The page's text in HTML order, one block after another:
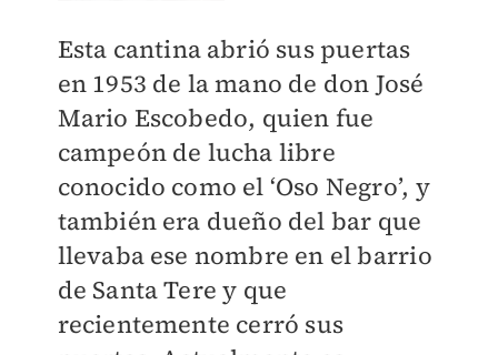
Esta cantina abrió sus puertas
en 1953 de la mano de don José
Mario Escobedo, quien fue
campeón de lucha libre
conocido como el ‘Oso Negro’, y
también era dueño del bar que
llevaba ese nombre en el barrio
de Santa Tere y que
recientemente cerró sus